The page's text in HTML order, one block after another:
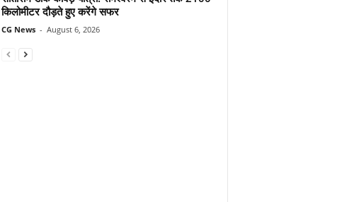
किलोमीटर दौड़ते हुए करेंगे सफर
CG News - August 6, 2026